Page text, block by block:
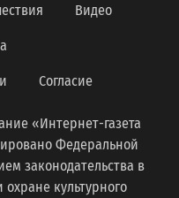
Видео
Согласие
«Интернет-газета
Федеральной
законодательства в
культурного